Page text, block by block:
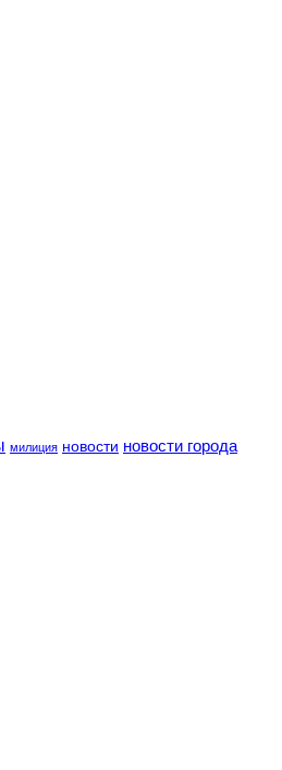
милиция новости новости города